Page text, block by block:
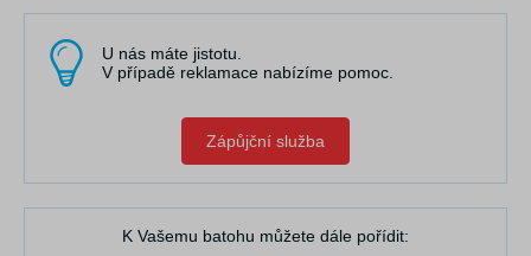
U nás máte jistotu.
V případě reklamace nabízíme pomoc.
Zápůjční služba
K Vašemu batohu můžete dále pořídit: